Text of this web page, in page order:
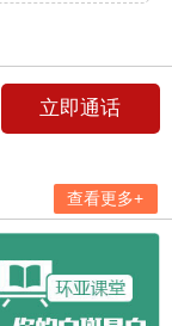
立即通话
查看更多+